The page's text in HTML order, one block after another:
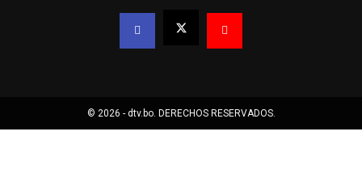
© 2026 - dtv.bo. DERECHOS RESERVADOS.